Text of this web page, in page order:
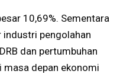
10,69%. Sementara
industri pengolahan
dan pertumbuhan
masa depan ekonomi